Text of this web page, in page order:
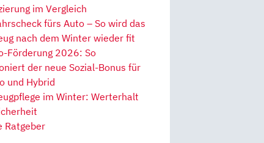
im Vergleich
fürs Auto – So wird das
nach dem Winter wieder fit
Förderung 2026: So
der neue Sozial-Bonus für
und Hybrid
im Winter: Werterhalt
Ratgeber